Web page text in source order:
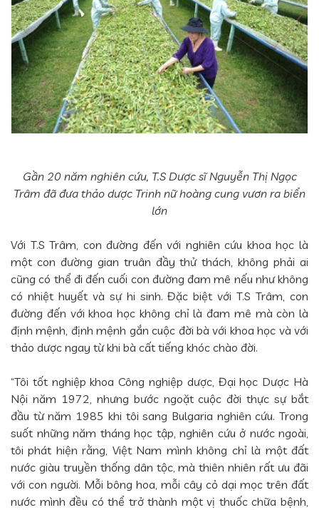
Gần 20 năm nghiên cứu, T.S Dược sĩ Nguyễn Thị Ngọc
Trâm đã đưa thảo dược Trinh nữ hoàng cung vươn ra biển
lớn
Với T.S Trâm, con đường đến với nghiên cứu khoa học là
một con đường gian truân đầy thử thách, không phải ai
cũng có thể đi đến cuối con đường đam mê nếu như không
có nhiệt huyết và sự hi sinh. Đặc biệt với T.S Trâm, con
đường đến với khoa học không chỉ là đam mê mà còn là
định mệnh, định mệnh gắn cuộc đời bà với khoa học và với
thảo dược ngay từ khi bà cất tiếng khóc chào đời.
“Tôi tốt nghiệp khoa Công nghiệp dược, Đại học Dược Hà
Nội năm 1972, nhưng bước ngoặt cuộc đời thực sự bắt
đầu từ năm 1985 khi tôi sang Bulgaria nghiên cứu. Trong
suốt những năm tháng học tập, nghiên cứu ở nước ngoài,
tôi phát hiện rằng, Việt Nam mình không chỉ là một đất
nước giàu truyền thống dân tộc, mà thiên nhiên rất ưu đãi
với con người. Mỗi bông hoa, mỗi cây cỏ dại mọc trên đất
nước mình đều có thể trở thành một vị thuốc chữa bệnh,